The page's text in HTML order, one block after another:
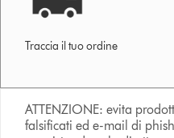
Traccia il tuo ordine
ATTENZIONE: evita
falsificati ed e-mail di